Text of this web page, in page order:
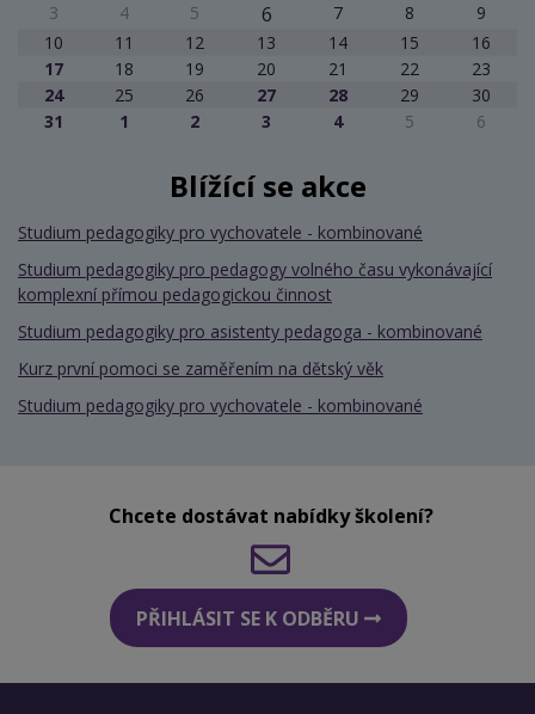
3
4 5 6 7 8
9
10
11 12 13 14 15
16
17
18 19 20 21 22
23
24
25 26 27 28 29
30
31
1 2 3 4 5 6
Blížící se akce
Studium pedagogiky pro vychovatele - kombinované
Studium pedagogiky pro pedagogy volného času vykonávající
komplexní přímou pedagogickou činnost
Studium pedagogiky pro asistenty pedagoga - kombinované
Kurz první pomoci se zaměřením na dětský věk
Studium pedagogiky pro vychovatele - kombinované
Chcete dostávat nabídky školení?
PŘIHLÁSIT SE K ODBĚRU